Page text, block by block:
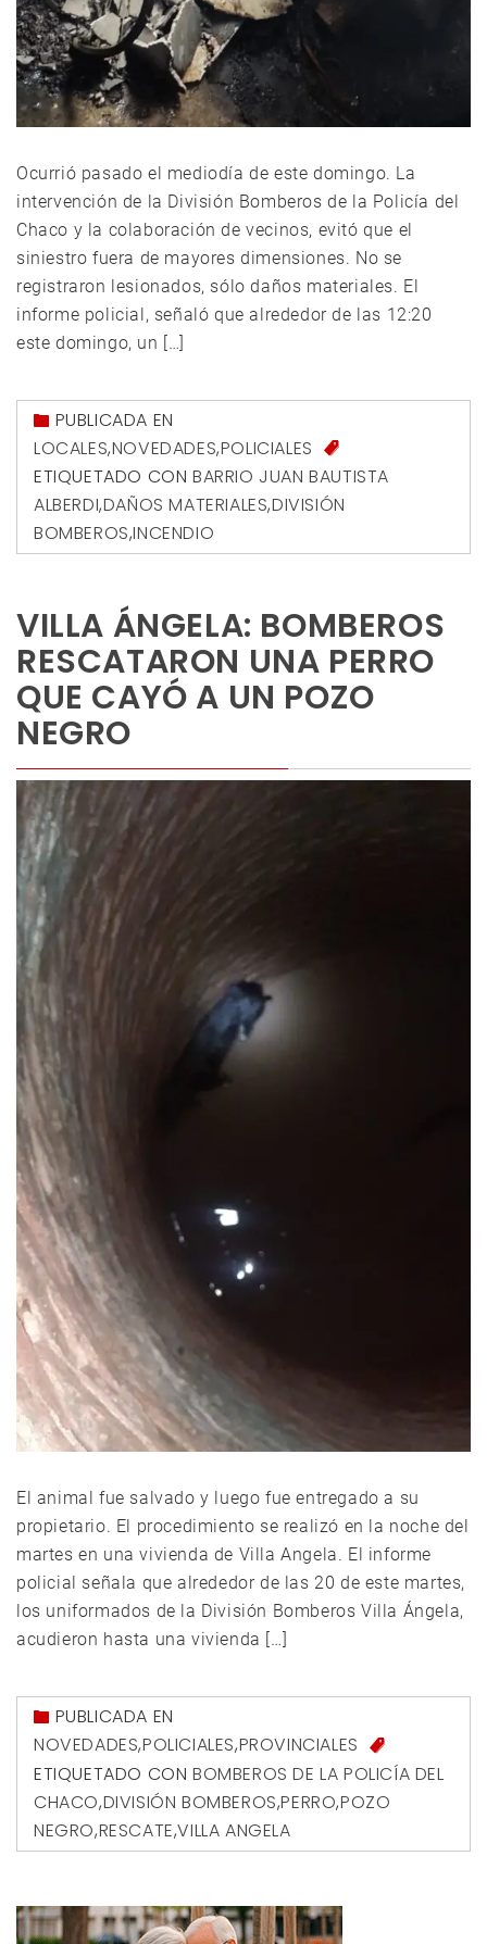
Ocurrió pasado el mediodía de este domingo. La
intervención de la División Bomberos de la Policía del
Chaco y la colaboración de vecinos, evitó que el
siniestro fuera de mayores dimensiones. No se
registraron lesionados, sólo daños materiales. El
informe policial, señaló que alrededor de las 12:20
este domingo, un […]
PUBLICADA EN
LOCALES,NOVEDADES,POLICIALES
ETIQUETADO CON BARRIO JUAN BAUTISTA
ALBERDI,DAÑOS MATERIALES,DIVISIÓN
BOMBEROS,INCENDIO
VILLA ÁNGELA: BOMBEROS
RESCATARON UNA PERRO
QUE CAYÓ A UN POZO
NEGRO
El animal fue salvado y luego fue entregado a su
propietario. El procedimiento se realizó en la noche del
martes en una vivienda de Villa Angela. El informe
policial señala que alrededor de las 20 de este martes,
los uniformados de la División Bomberos Villa Ángela,
acudieron hasta una vivienda […]
PUBLICADA EN
NOVEDADES,POLICIALES,PROVINCIALES
ETIQUETADO CON BOMBEROS DE LA POLICÍA DEL
CHACO,DIVISIÓN BOMBEROS,PERRO,POZO
NEGRO,RESCATE,VILLA ANGELA